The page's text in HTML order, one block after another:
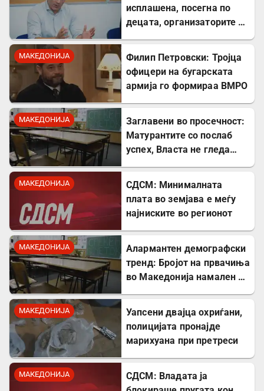
исплашена, посегна по
децата, организаторите и
МАКЕДОНИЈА
Филип Петровски: Тројца
офицери на бугарската
армија го формираа ВМРО
МАКЕДОНИЈА
Заглавени во просечност:
Матурантите со послаб
успех, Власта не гледа
МАКЕДОНИЈА
СДСМ: Минималната
плата во земјава е меѓу
најниските во регионот
МАКЕДОНИЈА
Алармантен демографски
тренд: Бројот на првачиња
во Македонија намален за
МАКЕДОНИЈА
Уапсени двајца охриѓани,
полицијата пронајде
марихуана при претреси
МАКЕДОНИЈА
СДСМ: Владата ја